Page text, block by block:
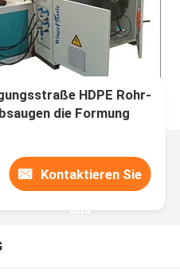
HDPE Rohr-
die Formung
Kontaktieren Sie
uns